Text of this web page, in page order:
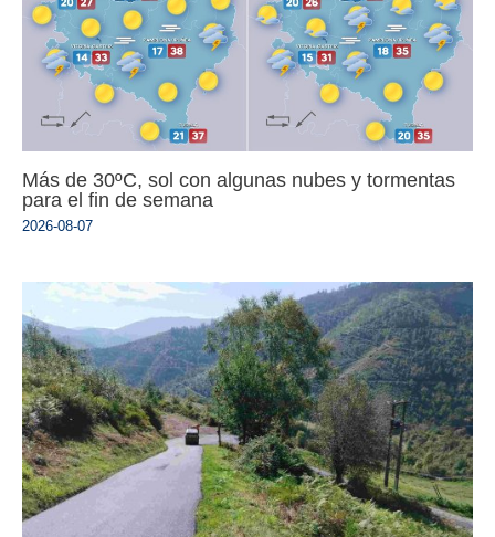
Más de 30ºC, sol con algunas nubes y tormentas
para el fin de semana
2026-08-07